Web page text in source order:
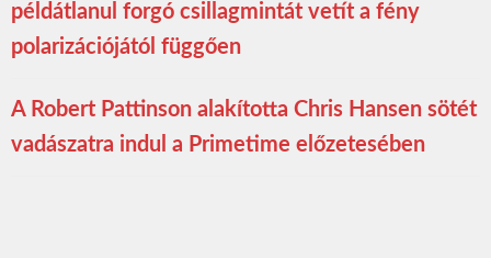
példátlanul forgó csillagmintát vetít a fény
polarizációjától függően
A Robert Pattinson alakította Chris Hansen sötét
vadászatra indul a Primetime előzetesében